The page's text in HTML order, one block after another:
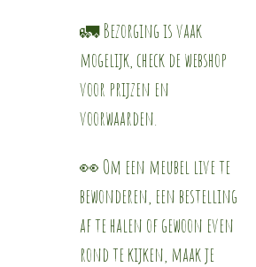
🚛 Bezorging is vaak
mogelijk, check de webshop
voor prijzen en
voorwaarden.
👀 Om een meubel live te
bewonderen, een bestelling
af te halen of gewoon even
rond te kijken, maak je